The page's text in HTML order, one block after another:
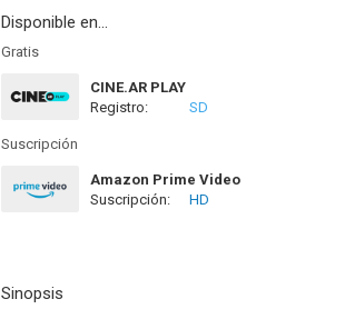
Disponible en...
Gratis
CINE.AR PLAY
Registro:
SD
Suscripción
Amazon Prime Video
Suscripción:
HD
Sinopsis